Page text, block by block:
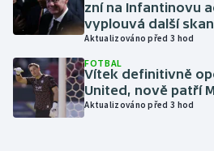
Motorsport
Olympijské hry
Parasport
zní na Infantinovu
vyplouvá další
Aktualizováno před 3 hod
FOTBAL
Vítek definitivně
United, nově patří
Aktualizováno před 3 hod